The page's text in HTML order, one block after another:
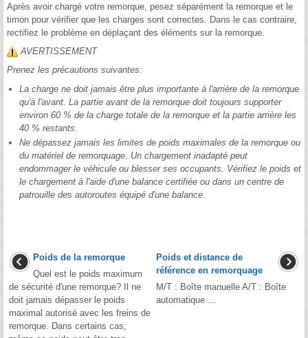
Après avoir chargé votre remorque, pesez séparément la remorque et le
timon pour vérifier que les charges sont correctes. Dans le cas contraire,
rectifiez le problème en déplaçant des éléments sur la remorque.
AVERTISSEMENT
Prenez les précautions suivantes:
La charge ne doit jamais être plus importante à l'arrière de la remorque
qu'à l'avant. La partie avant de la remorque doit toujours supporter
environ 60 % de la charge totale de la remorque et la partie arrière les
40 % restants.
Ne dépassez jamais les limites de poids maximales de la remorque ou
du matériel de remorquage. Un chargement inadapté peut
endommager le véhicule ou blesser ses occupants. Vérifiez le poids et
le chargement à l'aide d'une balance certifiée ou dans un centre de
patrouille des autoroutes équipé d'une balance.
Poids de la remorque
Quel est le poids maximum
de sécurité d'une remorque? Il ne
doit jamais dépasser le poids
maximal autorisé avec les freins de
remorque. Dans certains cas,
Poids et distance de
référence en remorquage
M/T : Boîte manuelle A/T : Boîte
automatique ...